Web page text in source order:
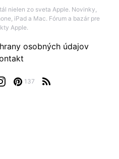
nielen zo sveta Apple. Novinky,
iPad a Mac. Fórum a bazár pre
Apple.
137
osobných údajov